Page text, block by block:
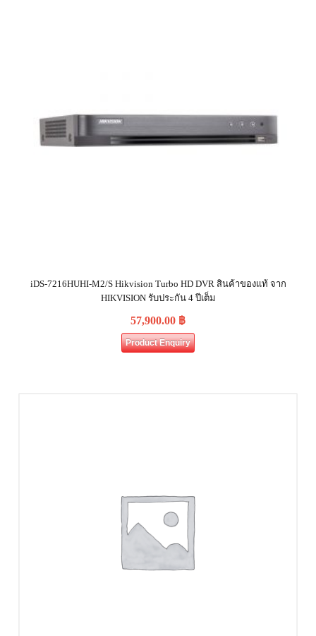
iDS-7216HUHI-M2/S Hikvision Turbo HD DVR สินค้าของแท้ จาก
HIKVISION รับประกัน 4 ปีเต็ม
57,900.00 ฿
Product Enquiry